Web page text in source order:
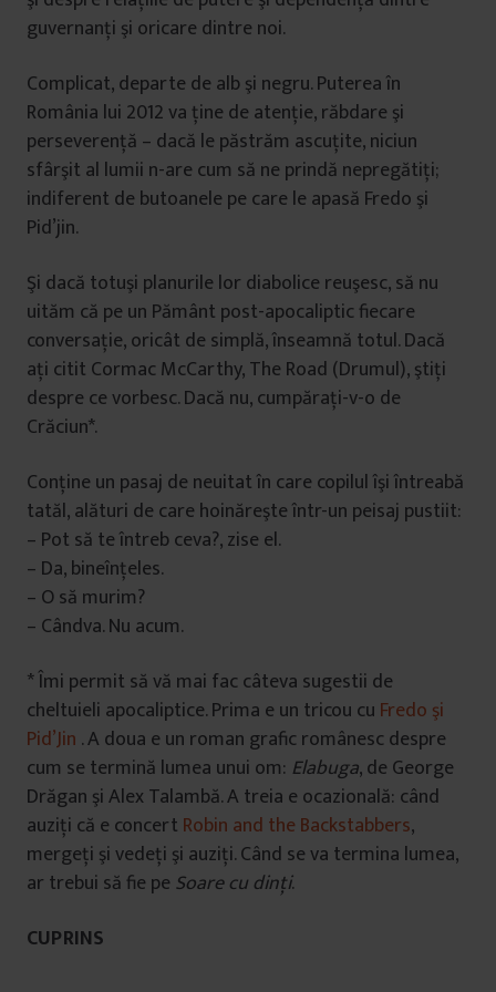
guvernanţi şi oricare dintre noi.
Complicat, departe de alb şi negru. Puterea în
România lui 2012 va ţine de atenţie, răbdare şi
perseverenţă – dacă le păstrăm ascuţite, niciun
sfârşit al lumii n-are cum să ne prindă nepregătiţi;
indiferent de butoanele pe care le apasă Fredo şi
Pid’jin.
Şi dacă totuşi planurile lor diabolice reuşesc, să nu
uităm că pe un Pământ post-apocaliptic fiecare
conversaţie, oricât de simplă, înseamnă totul. Dacă
aţi citit Cormac McCarthy, The Road (Drumul), ştiţi
despre ce vorbesc. Dacă nu, cumpăraţi-v-o de
Crăciun*.
Conţine un pasaj de neuitat în care copilul îşi întreabă
tatăl, alături de care hoinăreşte într-un peisaj pustiit:
– Pot să te întreb ceva?, zise el.
– Da, bineînţeles.
– O să murim?
– Cândva. Nu acum.
* Îmi permit să vă mai fac câteva sugestii de
cheltuieli apocaliptice. Prima e un tricou cu Fredo şi
Pid’Jin . A doua e un roman grafic românesc despre
cum se termină lumea unui om: Elabuga, de George
Drăgan şi Alex Talambă. A treia e ocazională: când
auziţi că e concert Robin and the Backstabbers,
mergeţi şi vedeţi şi auziţi. Când se va termina lumea,
ar trebui să fie pe Soare cu dinţi.
CUPRINS